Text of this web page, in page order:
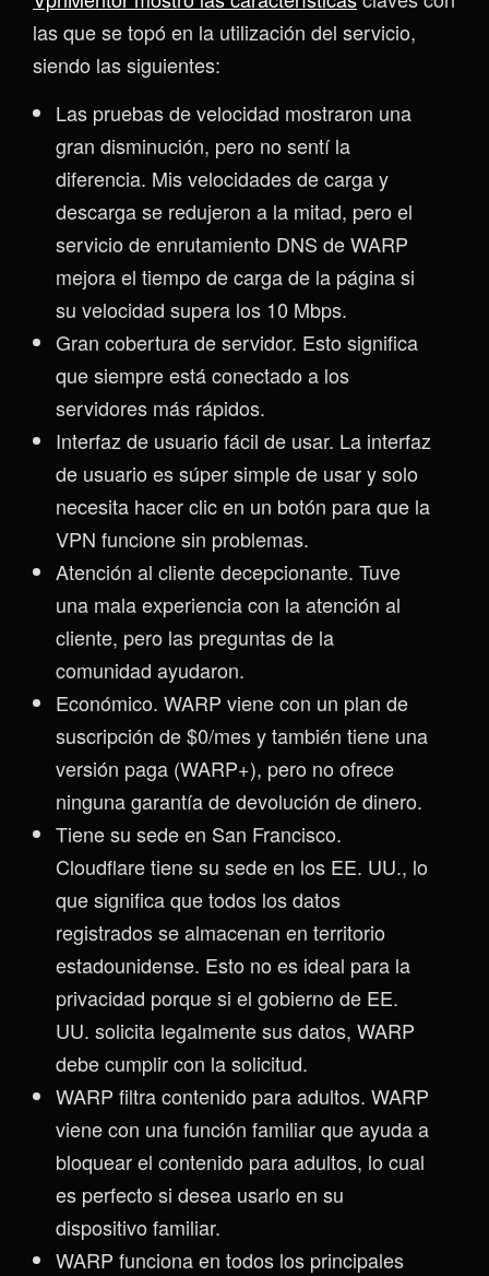
las que se topó en la utilización del servicio,
siendo las siguientes:
Las pruebas de velocidad mostraron una
gran disminución, pero no sentí la
diferencia. Mis velocidades de carga y
descarga se redujeron a la mitad, pero el
servicio de enrutamiento DNS de WARP
mejora el tiempo de carga de la página si
su velocidad supera los 10 Mbps.
Gran cobertura de servidor. Esto significa
que siempre está conectado a los
servidores más rápidos.
Interfaz de usuario fácil de usar. La interfaz
de usuario es súper simple de usar y solo
necesita hacer clic en un botón para que la
VPN funcione sin problemas.
Atención al cliente decepcionante. Tuve
una mala experiencia con la atención al
cliente, pero las preguntas de la
comunidad ayudaron.
Económico. WARP viene con un plan de
suscripción de $0/mes y también tiene una
versión paga (WARP+), pero no ofrece
ninguna garantía de devolución de dinero.
Tiene su sede en San Francisco.
Cloudflare tiene su sede en los EE. UU., lo
que significa que todos los datos
registrados se almacenan en territorio
estadounidense. Esto no es ideal para la
privacidad porque si el gobierno de EE.
UU. solicita legalmente sus datos, WARP
debe cumplir con la solicitud.
WARP filtra contenido para adultos. WARP
viene con una función familiar que ayuda a
bloquear el contenido para adultos, lo cual
es perfecto si desea usarlo en su
dispositivo familiar.
WARP funciona en todos los principales